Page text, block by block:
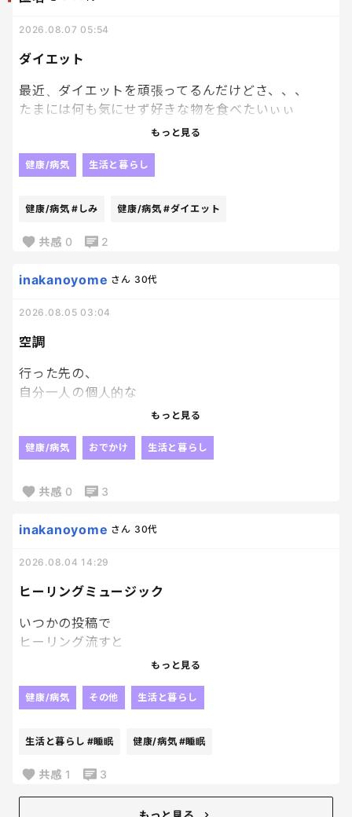
ダイエット
2026.08.07 05:54
最近、ダイエットを頑張ってるんだけどさ、、、
たまには何も気にせず好きな物を食べたいぃぃ
ダイエットしようと思っても、
辛いぜ〜
無理して我慢するより、楽しみながら続ける方が自
もっと見る
健康/病気 生活と暮らし
健康/病気 #しみ 健康/病気 #ダイエット
共感 0 2
空調
inakanoyome さん 30代
2026.08.05 03:04
行った先の、
自分一人の個人的な
暑い寒いでどーにもできない
ずっと鳥肌でやんす。
だけど、
お湯でもいい。
ギラギラ太陽出てる
スタッフさん
チラチラ長袖だもんね。
だったら設定上げようよ………。
もっと見る
健康/病気 おでかけ 生活と暮らし
共感 0 3
ヒーリングミュージック
inakanoyome さん 30代
2026.08.04 14:29
いつかの投稿で
ヒーリング流すと
見てから、
不眠向けの
ってのを検索して
流してみてるんだけど、
私が無きゃ寝られなくなった。笑
もっと見る
健康/病気 その他 生活と暮らし
生活と暮らし #睡眠 健康/病気 #睡眠
共感 1 3